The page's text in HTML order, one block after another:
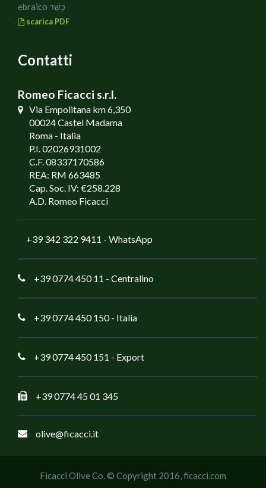
ebraico כָּשֵׁר
scarica PDF
Contatti
Romeo Ficacci s.r.l.
Via Empolitana km 6,350
00024 Castel Madama
Roma - Italia
P.I. 02026931002
C.F. 08337170586
REA: RM 663485
Cap. Soc. IV: €258.228
A.D. Romeo Ficacci
+39 342 322 9411 - WhatsApp
+39 0774 450 11 - Centralino
+39 0774 450 150- Italia
+39 0774 450 151 - Export
+39 0774 45 01 345
olive@ficacci.it
Ficacci Olive Co. © Copyright 2016,ficacci.com